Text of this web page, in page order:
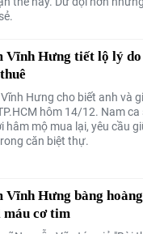
Vĩnh Hưng tiết lộ lý
Hưng cho biết anh và
hôm 14/12. Nam
hâm mộ mua lại, yêu cầu
căn biệt thự.
Vĩnh Hưng bàng
máu cơ tim